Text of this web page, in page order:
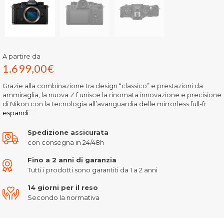
A partire da
1.699,00€
Grazie alla combinazione tra design “classico” e prestazioni da
ammiraglia, la nuova Z f unisce la rinomata innovazione e precisione
di Nikon con la tecnologia all’avanguardia delle mirrorless full-fr
espandi...
Spedizione assicurata
con consegna in 24/48h
Fino a 2 anni di garanzia
Tutti i prodotti sono garantiti da 1 a 2 anni
14 giorni per il reso
Secondo la normativa